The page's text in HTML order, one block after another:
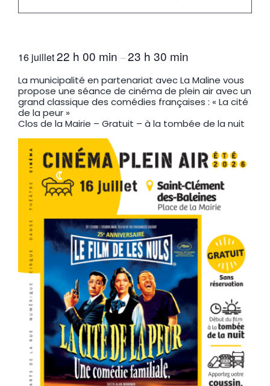
16 juillet22 h 00 min –23 h 30 min
La municipalité en partenariat avec La Maline vous
propose une séance de cinéma de plein air avec un
grand classique des comédies françaises : « La cité
de la peur »
Clos de la Mairie – Gratuit – à la tombée de la nuit